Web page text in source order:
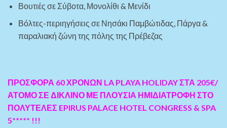
Βουτιές σε Σύβοτα, Μονολίθι & Μενίδι
Βόλτες-περιηγήσεις σε Νησάκι Παμβώτιδας, Πάργα &
παραλιακή ζώνη της πόλης της Πρέβεζας
ΠΡΟΣΦΟΡΑ 60 ΧΡΟΝΩΝ LA PLAYA HOLIDAY ΣΤΑ 205€/
ΑΤΟΜΟ ΣΕ ΔΙΚΛΙΝΟ ΜΕ ΠΛΟΥΣΙΑ ΗΜΙΔΙΑΤΡΟΦΗ ΣΤΟ
ΠΟΛΥΤΕΛΕΣ EPIRUS PALACE HOTEL CONGRESS & SPA
5***** !!!